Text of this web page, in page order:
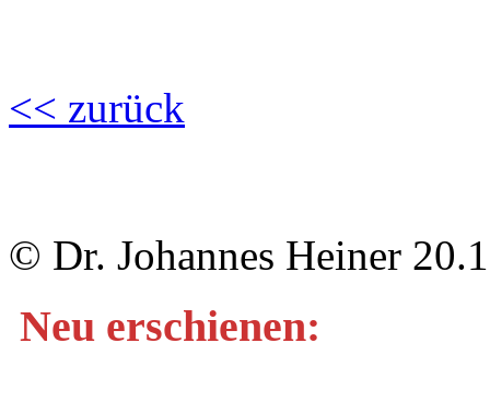
<< zurück
© Dr. Johannes Heiner
Neu erschienen: